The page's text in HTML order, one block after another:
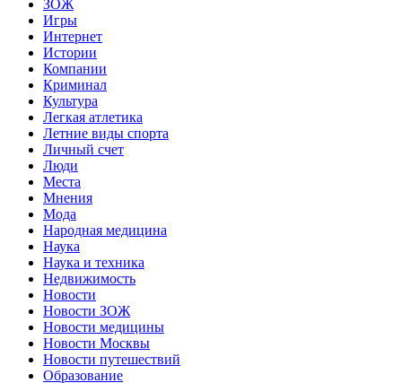
ЗОЖ
Игры
Интернет
Истории
Компании
Криминал
Культура
Легкая атлетика
Летние виды спорта
Личный счет
Люди
Места
Мнения
Мода
Народная медицина
Наука
Наука и техника
Недвижимость
Новости
Новости ЗОЖ
Новости медицины
Новости Москвы
Новости путешествий
Образование